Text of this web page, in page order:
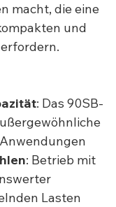
macht, die eine
und
: Das 90SB-
: Betrieb mit
Lasten